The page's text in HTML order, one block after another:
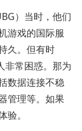
）当时，他们
游戏的国际服
久。但有时
非常困惑。那为
数据连接不稳
管理等。如果
。